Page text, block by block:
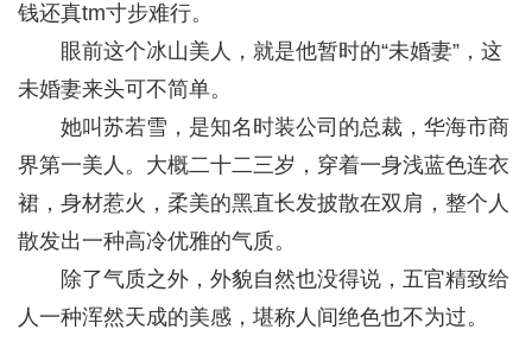
钱还真tm寸步难行。
眼前这个冰山美人，就是他暂时的“未婚妻”，这
未婚妻来头可不简单。
她叫苏若雪，是知名时装公司的总裁，华海市商
界第一美人。大概二十二三岁，穿着一身浅蓝色连衣
裙，身材惹火，柔美的黑直长发披散在双肩，整个人
散发出一种高冷优雅的气质。
除了气质之外，外貌自然也没得说，五官精致给
人一种浑然天成的美感，堪称人间绝色也不为过。